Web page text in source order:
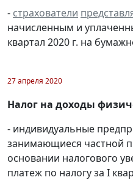
- страхователи
начисленным и
квартал 2020 г. на
27 апреля 2020
Налог на доходы
- индивидуальные
занимающиеся частной
основании налогового
платеж по налогу за I